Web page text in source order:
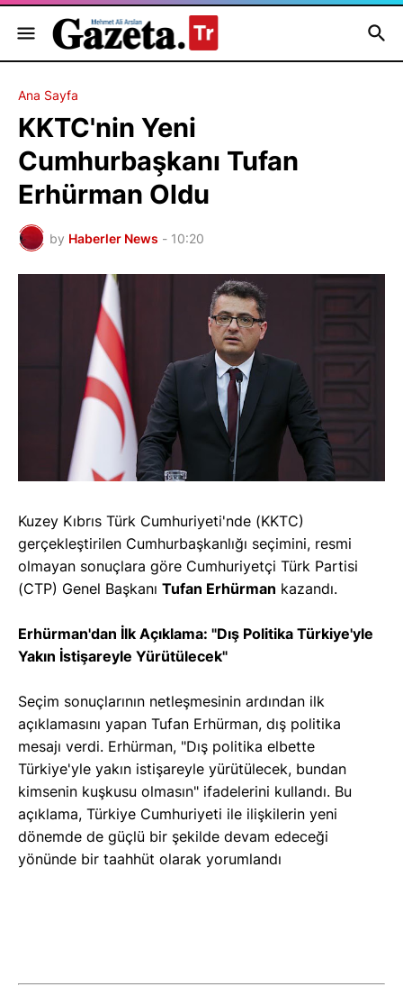
Ana Sayfa
KKTC'nin Yeni
Cumhurbaşkanı Tufan
Erhürman Oldu
by Haberler News - 10:20
Kuzey Kıbrıs Türk Cumhuriyeti'nde (KKTC)
gerçekleştirilen Cumhurbaşkanlığı seçimini, resmi
olmayan sonuçlara göre Cumhuriyetçi Türk Partisi
(CTP) Genel Başkanı Tufan Erhürman kazandı.
Erhürman'dan İlk Açıklama: "Dış Politika Türkiye'yle
Yakın İstişareyle Yürütülecek"
Seçim sonuçlarının netleşmesinin ardından ilk
açıklamasını yapan Tufan Erhürman, dış politika
mesajı verdi. Erhürman, "Dış politika elbette
Türkiye'yle yakın istişareyle yürütülecek, bundan
kimsenin kuşkusu olmasın" ifadelerini kullandı. Bu
açıklama, Türkiye Cumhuriyeti ile ilişkilerin yeni
dönemde de güçlü bir şekilde devam edeceği
yönünde bir taahhüt olarak yorumlandı